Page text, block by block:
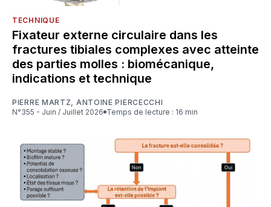
TECHNIQUE
Fixateur externe circulaire dans les
fractures tibiales complexes avec atteinte
des parties molles : biomécanique,
indications et technique
PIERRE MARTZ
ANTOINE PIERCECCHI
N°355 - Juin / Juillet 2026
Temps de lecture : 16 min